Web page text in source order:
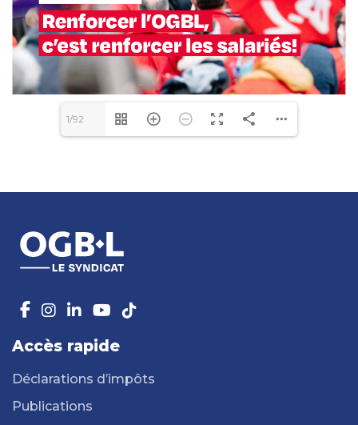
1/92
Accès rapide
Déclarations d’impôts
Publications